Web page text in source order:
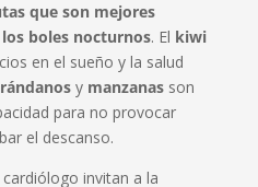
que son mejores
boles nocturnos. El kiwi
en el sueño y la salud
y manzanasson
para no provocar
el descanso.
invitan a la